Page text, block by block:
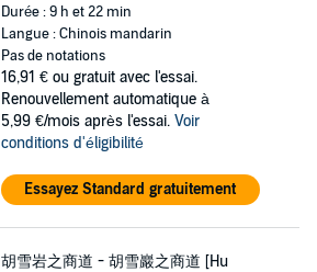
Durée : 9 h et 22 min
Langue : Chinois mandarin
Pas de notations
16,91 € ou gratuit avec l'essai.
Renouvellement automatique à
5,99 €/mois après l'essai. Voir
conditions d'éligibilité
Essayez Standard gratuitement
胡雪岩之商道 - 胡雪巖之商道 [Hu